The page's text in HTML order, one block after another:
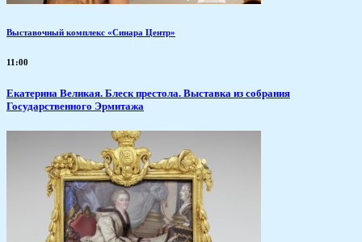
Выставочный комплекс «Синара Центр»
11:00
Екатерина Великая. Блеск престола. Выставка из собрания
Государственного Эрмитажа